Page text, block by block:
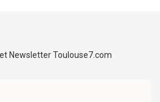
Newsletter Toulouse7.com